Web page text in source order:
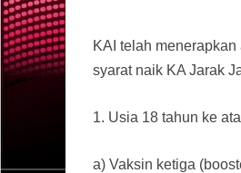
KAI telah
syarat naik KA Jarak
1. Usia 18 tahun ke
a) Vaksin ketiga